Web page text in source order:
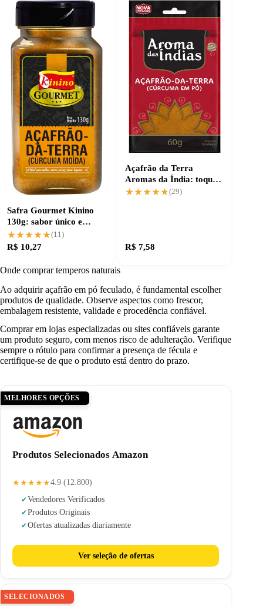
Safra Gourmet Kinino
130g: sabor único e
qualidade garantida
★★★★★
★★★★★(11)
R$ 10,27
Açafrão da Terra
Aromas da Índia: toque
especial para suas
★★★★★
★★★★★(29)
R$ 7,58
Onde comprar temperos naturais
Ao adquirir açafrão em pó feculado, é fundamental escolher
produtos de qualidade. Observe aspectos como frescor,
embalagem resistente, validade e procedência confiável.
Comprar em lojas especializadas ou sites confiáveis garante
um produto seguro, com menos risco de adulteração. Verifique
sempre o rótulo para confirmar a presença de fécula e
certifique-se de que o produto está dentro do prazo.
MELHORES OPÇÕES
Produtos Selecionados Amazon
★★★★★4.9 (12.800)
Vendedores Verificados
Produtos Originais
Ofertas atualizadas diariamente
Ver seleção de ofertas
SELECIONADOS